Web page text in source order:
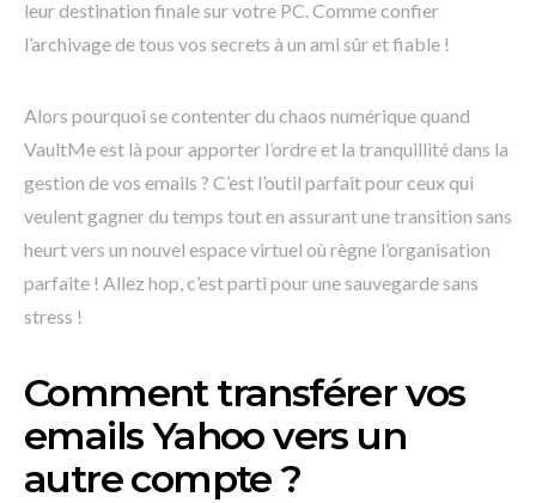
leur destination finale sur votre PC. Comme confier
l’archivage de tous vos secrets à un ami sûr et fiable !
Alors pourquoi se contenter du chaos numérique quand
VaultMe est là pour apporter l’ordre et la tranquillité dans la
gestion de vos emails ? C’est l’outil parfait pour ceux qui
veulent gagner du temps tout en assurant une transition sans
heurt vers un nouvel espace virtuel où règne l’organisation
parfaite ! Allez hop, c’est parti pour une sauvegarde sans
stress !
Comment transférer vos
emails Yahoo vers un
autre compte ?